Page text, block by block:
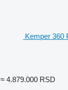
Kemper 360
≈ 4.879.000 RSD